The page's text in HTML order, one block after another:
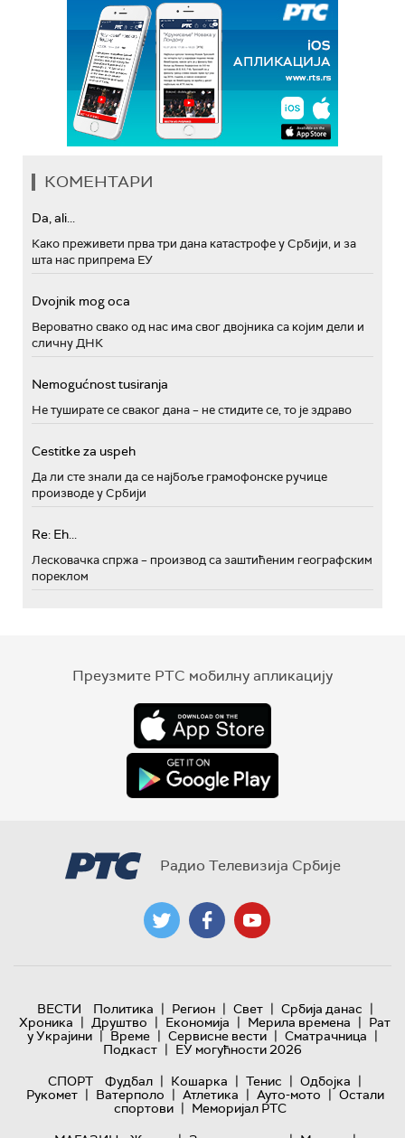
КОМЕНТАРИ
Da, ali...
Како преживети прва три дана катастрофе у Србији, и за
шта нас припрема ЕУ
Dvojnik mog oca
Вероватно свако од нас има свог двојника са којим дели и
сличну ДНК
Nemogućnost tusiranja
Не туширате се сваког дана – не стидите се, то је здраво
Cestitke za uspeh
Да ли сте знали да се најбоље грамофонске ручице
производе у Србији
Re: Eh...
Лесковачка спржа – производ са заштићеним географским
пореклом
Преузмите РТС мобилну апликацију
Радио Телевизија Србије
ВЕСТИ Политика | Регион | Свет | Србија данас |
Хроника | Друштво | Економија | Мерила времена | Рат
у Украјини | Време | Сервисне вести | Сматрачница |
Подкаст | ЕУ могућности 2026
СПОРТ
Фудбал | Кошарка | Тенис | Одбојка |
Рукомет | Ватерполо | Атлетика | Ауто-мото | Остали
спортови | Меморијал РТС